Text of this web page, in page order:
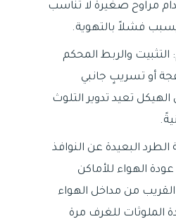
مراوح صغيرة لا تناسب
فشلاً بالتهوية.
: التثبيت والربط المحكم
أو تسريبٍ جانبي
تعيد تدوير التلوث
الطرد البعيدة عن النوافذ
الهواء للأماكن
القريب من مداخل الهواء
الملوثات للغرف مرة